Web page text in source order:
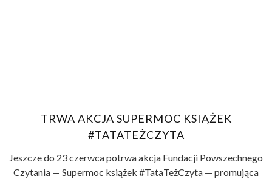
TRWA AKCJA SUPERMOC KSIĄŻEK
#TATATEŻCZYTA
Jeszcze do 23 czerwca potrwa akcja Fundacji Powszechnego
Czytania — Supermoc książek #TataTeżCzyta — promująca